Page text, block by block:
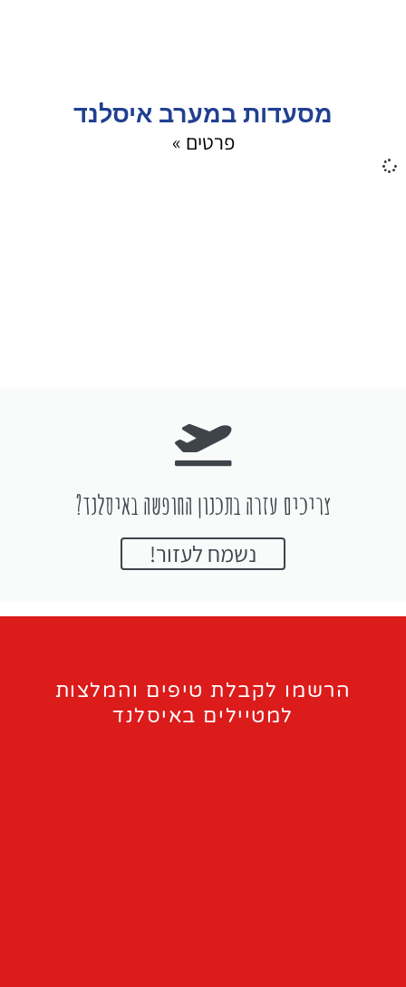
מסעדות במערב איסלנד
פרטים »
צריכים עזרה בתכנון החופשה באיסלנד?
נשמח לעזור!
הרשמו לקבלת טיפים והמלצות
למטיילים באיסלנד